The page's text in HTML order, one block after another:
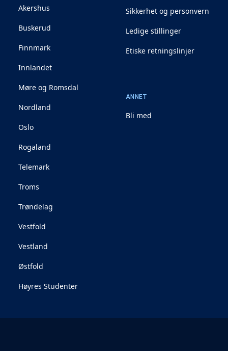
Sikkerhet og personvern
Ledige stillinger
Etiske retningslinjer
Akershus
Buskerud
Finnmark
Innlandet
Møre og Romsdal
Nordland
Oslo
Rogaland
Telemark
Troms
Trøndelag
Vestfold
Vestland
Østfold
Høyres Studenter
ANNET
Bli med